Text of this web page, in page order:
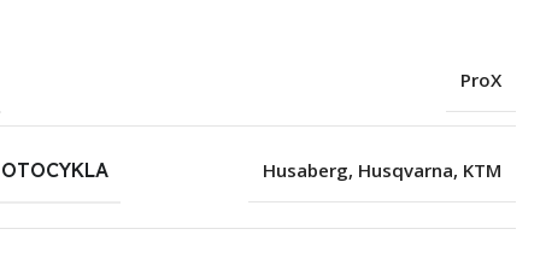
ProX
Husaberg, Husqvarna, KTM